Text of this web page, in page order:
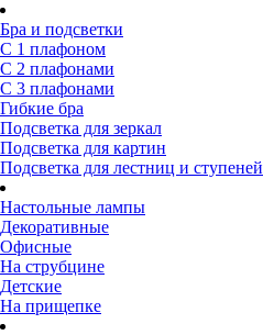
Бра и подсветки
С 1 плафоном
С 2 плафонами
С 3 плафонами
Гибкие бра
Подсветка для зеркал
Подсветка для картин
Подсветка для лестниц и ступеней
Настольные лампы
Декоративные
Офисные
На струбцине
Детские
На прищепке